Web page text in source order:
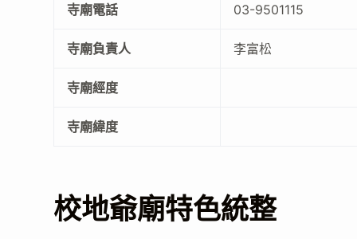
寺廟電話 03-9501115
寺廟負責人 李富松
寺廟經度
寺廟緯度
校地爺廟特色統整